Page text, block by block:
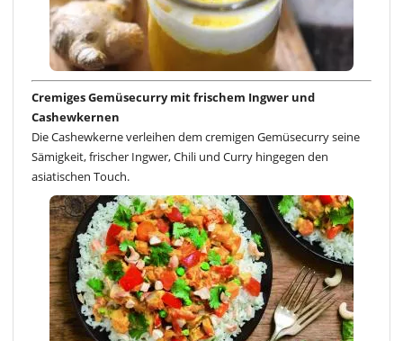
Cremiges Gemüsecurry mit frischem Ingwer und
Cashewkernen
Die Cashewkerne verleihen dem cremigen Gemüsecurry seine
Sämigkeit, frischer Ingwer, Chili und Curry hingegen den
asiatischen Touch.